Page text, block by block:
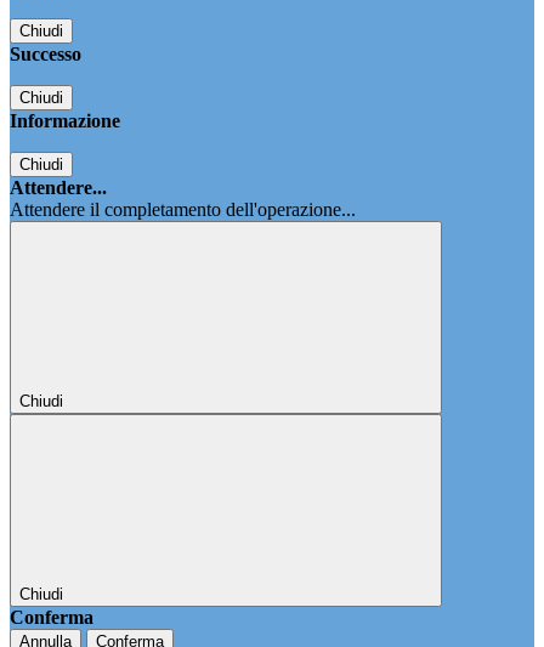
Chiudi
Successo
Chiudi
Informazione
Chiudi
Attendere...
Attendere il completamento dell'operazione...
Chiudi
Chiudi
Conferma
Annulla Conferma